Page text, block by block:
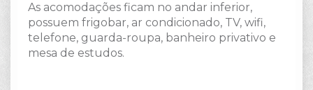
As acomodações ficam no andar inferior,
possuem frigobar, ar condicionado, TV, wifi,
telefone, guarda-roupa, banheiro privativo e
mesa de estudos.